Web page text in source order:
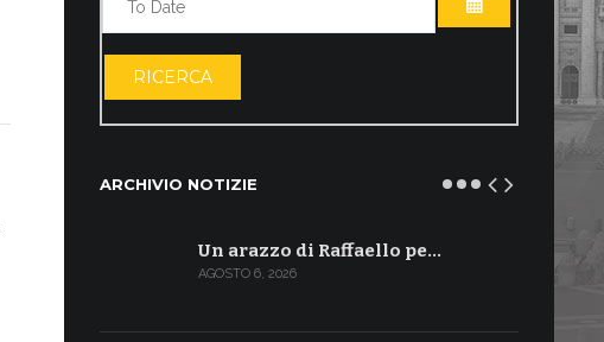
APRI IL
RICERCA
ARCHIVIO NOTIZIE
Un arazzo di Raffaello pe…
AGOSTO 6, 2026